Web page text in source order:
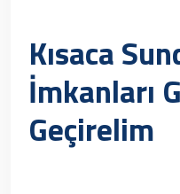
Kısaca
İmkanları
Geçirelim